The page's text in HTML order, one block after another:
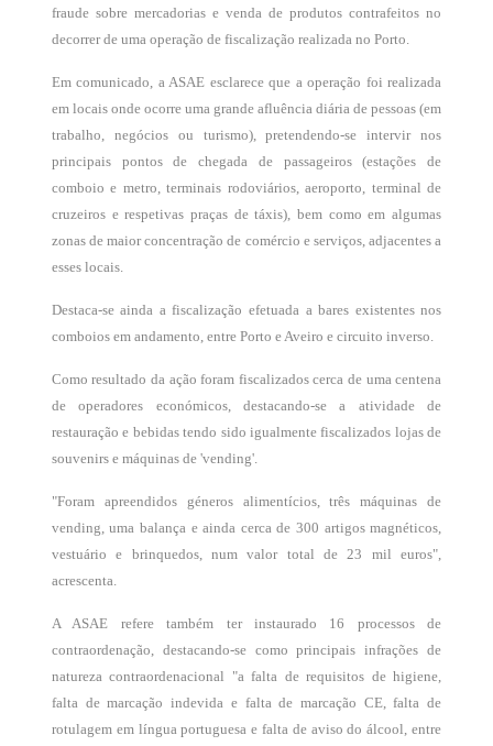
fraude sobre mercadorias e venda de produtos contrafeitos no
decorrer de uma operação de fiscalização realizada no Porto.
Em comunicado, a ASAE esclarece que a operação foi realizada
em locais onde ocorre uma grande afluência diária de pessoas (em
trabalho, negócios ou turismo), pretendendo-se intervir nos
principais pontos de chegada de passageiros (estações de
comboio e metro, terminais rodoviários, aeroporto, terminal de
cruzeiros e respetivas praças de táxis), bem como em algumas
zonas de maior concentração de comércio e serviços, adjacentes a
esses locais.
Destaca-se ainda a fiscalização efetuada a bares existentes nos
comboios em andamento, entre Porto e Aveiro e circuito inverso.
Como resultado da ação foram fiscalizados cerca de uma centena
de operadores económicos, destacando-se a atividade de
restauração e bebidas tendo sido igualmente fiscalizados lojas de
souvenirs e máquinas de 'vending'.
"Foram apreendidos géneros alimentícios, três máquinas de
vending, uma balança e ainda cerca de 300 artigos magnéticos,
vestuário e brinquedos, num valor total de 23 mil euros",
acrescenta.
A ASAE refere também ter instaurado 16 processos de
contraordenação, destacando-se como principais infrações de
natureza contraordenacional "a falta de requisitos de higiene,
falta de marcação indevida e falta de marcação CE, falta de
rotulagem em língua portuguesa e falta de aviso do álcool, entre